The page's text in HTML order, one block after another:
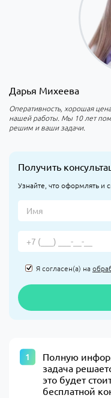
Дарья Михеева
Оперативность, хорошая
нашей работы. Мы 10 лет
решим и ваши задачи.
Получить
Узнайте, что оформлять и
Я согласен(а) на
Полную
задача
это будет
бесплатной